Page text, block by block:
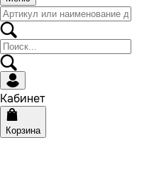
Кабинет
Корзина